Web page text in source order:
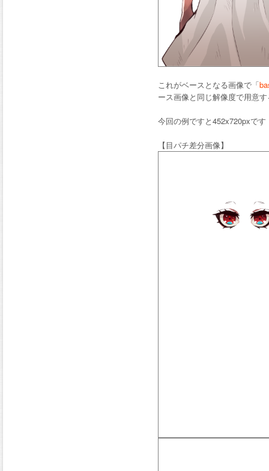
これがベースとなる画像で「
ース画像と同じ解像度で用意
今回の例ですと452x720pxです
【目パチ差分画像】